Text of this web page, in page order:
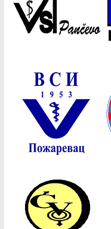
Copyright © 2026